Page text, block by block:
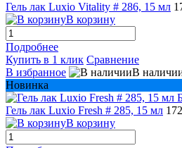
Гель лак Luxio Vitality # 286, 15 мл
В корзину
Подробнее
Купить в 1 клик Сравнение
В избранное
В
Новинка
Гель лак Luxio Fresh # 285, 15 мл
В корзину